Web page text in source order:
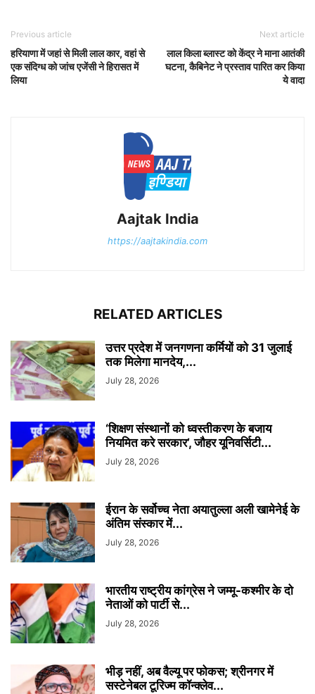
Previous article
हरियाणा में जहां से मिली लाल कार, वहां से
एक संदिग्ध को जांच एजेंसी ने हिरासत में
लिया
Next article
लाल किला ब्लास्ट को केंद्र ने माना आतंकी
घटना, कैबिनेट ने प्रस्ताव पारित कर किया
ये वादा
Aajtak India
https://aajtakindia.com
RELATED ARTICLES
उत्तर प्रदेश में जनगणना कर्मियों को 31 जुलाई
तक मिलेगा मानदेय,...
July 28, 2026
‘शिक्षण संस्थानों को ध्वस्तीकरण के बजाय
नियमित करे सरकार’, जौहर यूनिवर्सिटी...
July 28, 2026
ईरान के सर्वोच्च नेता अयातुल्ला अली खामेनेई के
अंतिम संस्कार में...
July 28, 2026
भारतीय राष्ट्रीय कांग्रेस ने जम्मू-कश्मीर के दो
नेताओं को पार्टी से...
July 28, 2026
भीड़ नहीं, अब वैल्यू पर फोकस; श्रीनगर में
सस्टेनेबल टूरिज्म कॉन्क्लेव...